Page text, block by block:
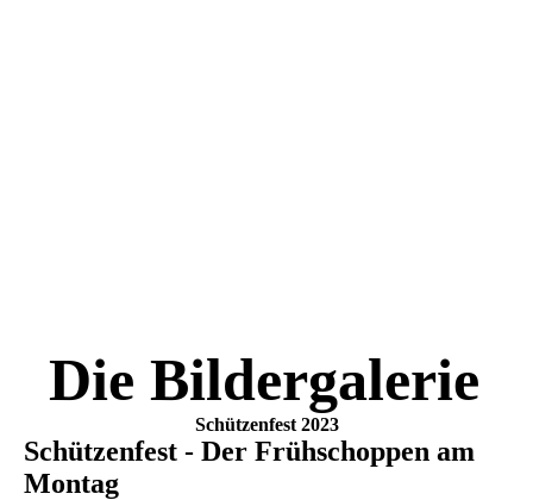
Die Bildergalerie
Schützenfest 2023
Schützenfest - Der Frühschoppen am
Montag